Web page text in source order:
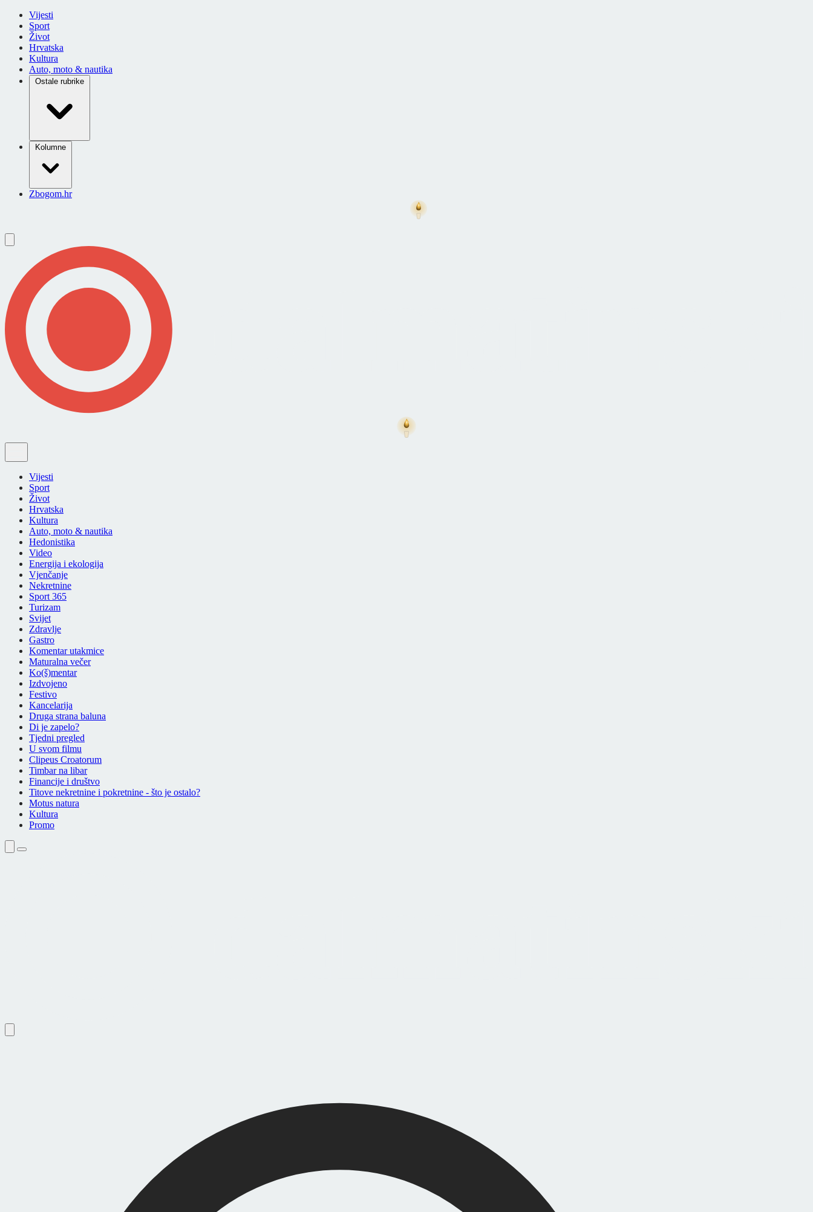
Vijesti
Sport
Život
Hrvatska
Kultura
Auto, moto & nautika
Ostale rubrike
Kolumne
Zbogom.hr
Vijesti
Sport
Život
Hrvatska
Kultura
Auto, moto & nautika
Hedonistika
Video
Energija i ekologija
Vjenčanje
Nekretnine
Sport 365
Turizam
Svijet
Zdravlje
Gastro
Komentar utakmice
Maturalna večer
Ko(š)mentar
Izdvojeno
Festivo
Kancelarija
Druga strana baluna
Di je zapelo?
Tjedni pregled
U svom filmu
Clipeus Croatorum
Timbar na libar
Financije i društvo
Titove nekretnine i pokretnine - što je ostalo?
Motus natura
Kultura
Promo